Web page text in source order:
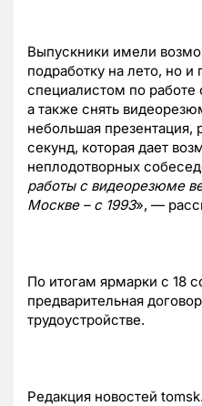
Выпускники имели
подработку на лето, но и
специалистом по
а также снять
небольшая презентация,
секунд, которая дает
неплодотворных
работы с видеорезюме
Москве – с 1993», —
По итогам ярмарки с 18
предварительная
трудоустройстве.
Редакция новостей